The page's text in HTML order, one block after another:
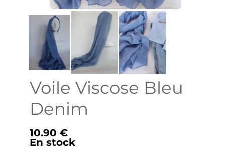
Voile Viscose Bleu
Denim
10.90 €
En stock